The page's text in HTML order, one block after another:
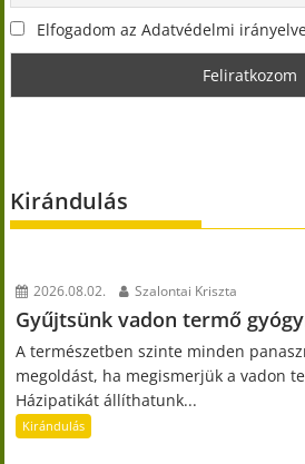
Elfogadom az Adatvédelmi
Kirándulás
2026.08.02. Szalontai Kriszta
Gyűjtsünk vadon termő
A természetben szinte minden
megoldást, ha megismerjük a vadon
Házipatikát állíthatunk...
Kirándulás